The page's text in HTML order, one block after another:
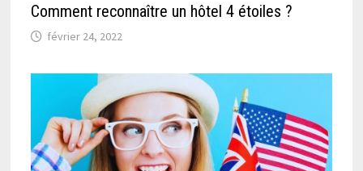
Comment reconnaître un hôtel 4 étoiles ?
février 24, 2022